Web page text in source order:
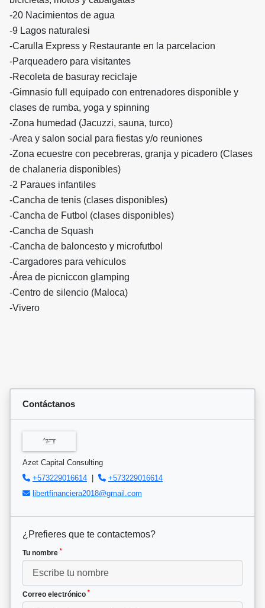
-20 Nacimientos de agua
-9 Lagos naturalesi
-Carulla Express y Restaurante en la parcelacion
-Parqueadero para visitantes
-Recoleta de basuray reciclaje
-Gimnasio full equipado con entrenadores disponible y
clases de rumba, yoga y spinning
-Zona humedad (Jacuzzi, sauna, turco)
-Area y salon social para fiestas y/o reuniones
-Zona ecuestre con pecebreras, granja y picadero (Clases
de chalaneria disponibles)
-2 Paraues infantiles
-Cancha de tenis (clases disponibles)
-Cancha de Futbol (clases disponibles)
-Cancha de Squash
-Cancha de baloncesto y microfutbol
-Cargadores para vehiculos
-Área de picniccon glamping
-Centro de silencio (Maloca)
-Vivero
Contáctanos
Azet Capital Consulting
+573229016614 |
+573229016614
libertfinanciera2018@gmail.com
¿Prefieres que te contactemos?
Tu nombre *
Correo electrónico *